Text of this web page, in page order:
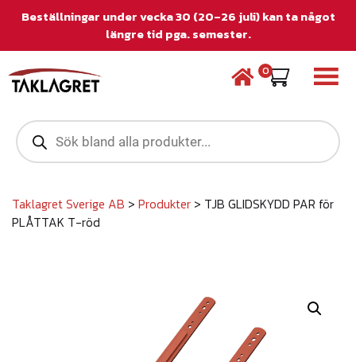
Beställningar under vecka 30 (20–26 juli) kan ta något
längre tid pga. semester.
0
P
r
o
c
t
s
Taklagret Sverige AB > Produkter > TJB GLIDSKYDD PAR för
PLÅTTAK T-röd